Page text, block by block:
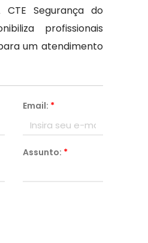
Segurança do
profissionais
um atendimento
Email: *
Assunto: *